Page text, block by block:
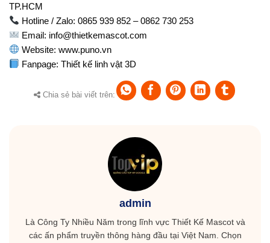
TP.HCM
Hotline / Zalo: 0865 939 852 – 0862 730 253
Email: info@thietkemascot.com
Website:www.puno.vn
Fanpage:Thiết kế linh vật 3D
Chia sẻ bài viết trên:
admin
Là Công Ty Nhiều Năm trong lĩnh vực Thiết Kế Mascot và
các ấn phẩm truyền thông hàng đầu tại Việt Nam. Chọn